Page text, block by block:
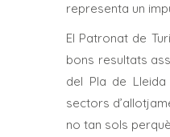
representa un
El Patronat de
bons resultats
del Pla de
sectors
no tan sols